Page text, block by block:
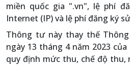
miền quốc gia ".vn", lệ phí
Internet (IP) và lệ phí đăng ký
Thông tư này thay thế
ngày 13 tháng 4 năm 2023
quy định mức thu, chế độ thu,